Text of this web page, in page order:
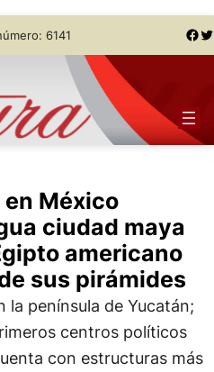
6141 Facebook Twitter
México
ciudad maya
americano
sus pirámides
la península de Yucatán;
centros políticos
con estructuras más